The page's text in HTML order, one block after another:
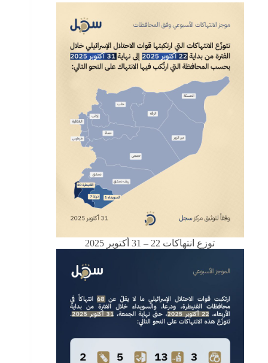
توزع انتهاكات 22 – 31 أكتوبر 2025